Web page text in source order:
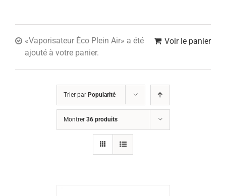
Voir le panier
«Vaporisateur Éco Plein Air» a été
ajouté à votre panier.
Trier par Popularité
Montrer 36 produits